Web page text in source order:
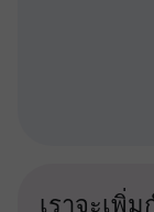
เราจะเพิ่